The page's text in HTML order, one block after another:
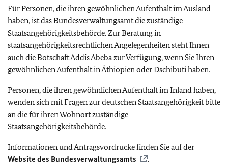
Für Personen, die ihren gewöhnlichen Aufenthalt im Ausland
haben, ist das Bundesverwaltungsamt die zuständige
Staatsangehörigkeitsbehörde. Zur Beratung in
staatsangehörigkeitsrechtlichen Angelegenheiten steht Ihnen
auch die Botschaft Addis Abeba zur Verfügung, wenn Sie Ihren
gewöhnlichen Aufenthalt in Äthiopien oder Dschibuti haben.
Personen, die ihren gewöhnlichen Aufenthalt im Inland haben,
wenden sich mit Fragen zur deutschen Staatsangehörigkeit bitte
an die für ihren Wohnort zuständige
Staatsangehörigkeitsbehörde.
Informationen und Antragsvordrucke finden Sie auf der
Website des Bundesverwaltungsamts
.